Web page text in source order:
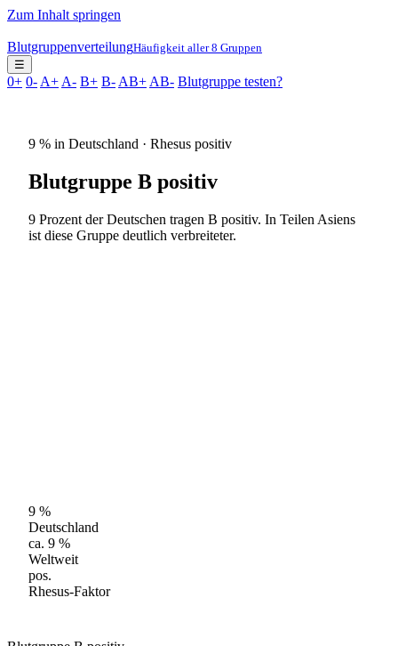
Zum Inhalt springen
BlutgruppenverteilungHäufigkeit aller 8 Gruppen
☰
0+ 0- A+ A- B+ B- AB+ AB- Blutgruppe testen?
9 % in Deutschland · Rhesus positiv
Blutgruppe B positiv
9 Prozent der Deutschen tragen B positiv. In Teilen Asiens
ist diese Gruppe deutlich verbreiteter.
9 %
Deutschland
ca. 9 %
Weltweit
pos.
Rhesus-Faktor